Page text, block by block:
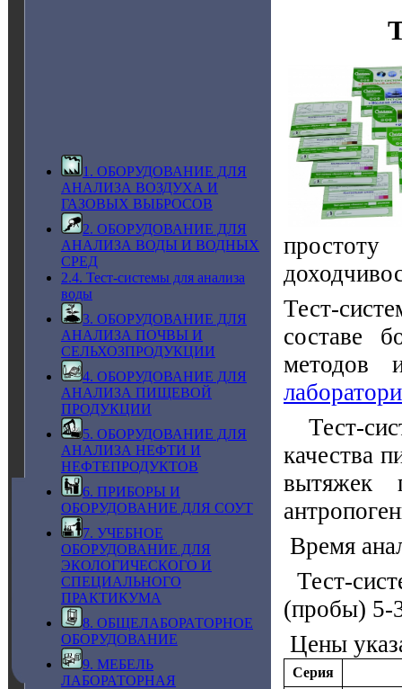
1. ОБОРУДОВАНИЕ ДЛЯ
АНАЛИЗА ВОЗДУХА И
ГАЗОВЫХ ВЫБРОСОВ
2. ОБОРУДОВАНИЕ ДЛЯ
АНАЛИЗА ВОДЫ И ВОДНЫХ
СРЕД
2.4. Тест-системы для анализа
воды
3. ОБОРУДОВАНИЕ ДЛЯ
АНАЛИЗА ПОЧВЫ И
СЕЛЬХОЗПРОДУКЦИИ
4. ОБОРУДОВАНИЕ ДЛЯ
АНАЛИЗА ПИЩЕВОЙ
ПРОДУКЦИИ
5. ОБОРУДОВАНИЕ ДЛЯ
АНАЛИЗА НЕФТИ И
НЕФТЕПРОДУКТОВ
6. ПРИБОРЫ И
ОБОРУДОВАНИЕ ДЛЯ СОУТ
7. УЧЕБНОЕ
ОБОРУДОВАНИЕ ДЛЯ
ЭКОЛОГИЧЕСКОГО И
СПЕЦИАЛЬНОГО
ПРАКТИКУМА
8. ОБЩЕЛАБОРАТОРНОЕ
ОБОРУДОВАНИЕ
9. МЕБЕЛЬ
ЛАБОРАТОРНАЯ
Тест-
составе
методов
Тест-
качества
вытяжек
Время
Тест-
(пробы) 5-
Цены
Серия